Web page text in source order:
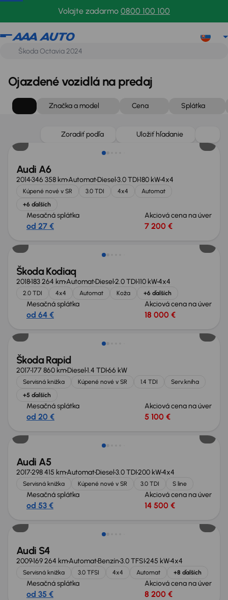
Volajte zadarmo 0800 100 100
Ojazdené vozidlá na predaj
Značka a model Cena Splátka
Zoradiť podľa Uložiť hľadanie
Zlacnené o 1 100 €
Audi A6
2014346 358 kmAutomatDiesel3.0 TDI180 kW4x4
Kúpené nové v SR 3.0 TDI 4x4
Automat
+6 ďalších
Mesačná splátka
od 27 €
Akciová cena na úver
7 200 €
Zlacnené o 1 000 €
Škoda Kodiaq
2018183 264 kmAutomatDiesel2.0 TDI110 kW4x4
2.0 TDI 4x4 Automat Koža +6 ďalších
Mesačná splátka
od 64 €
Akciová cena na úver
18 000 €
Zlacnené o 500 €
Škoda Rapid
2017177 860 kmDiesel1.4 TDI66 kW
Servisná knižka Kúpené nové v SR 1.4 TDI
Serv.kniha
+5 ďalších
Mesačná splátka
od 20 €
Akciová cena na úver
5 100 €
Zlacnené o 500 €
Audi A5
2017298 415 kmAutomatDiesel3.0 TDI200 kW4x4
Servisná knižka Kúpené nové v SR 3.0 TDI S line
Mesačná splátka
od 53 €
Akciová cena na úver
14 500 €
Zlacnené o 3 500 €
Audi S4
2009169 264 kmAutomatBenzín3.0 TFSI245 kW4x4
Servisná knižka 3.0 TFSI 4x4 Automat +8 ďalších
Mesačná splátka
od 35 €
Akciová cena na úver
8 200 €